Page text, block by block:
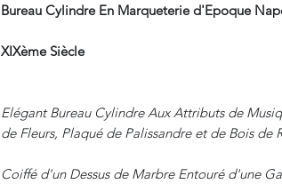
Bureau Cylindre En Marqueterie d'Epoque
XIXème Siècle
Elégant Bureau Cylindre Aux Attributs de
de Fleurs, Plaqué de Palissandre et de Bois de
Coiffé d'un Dessus de Marbre Entouré d'une